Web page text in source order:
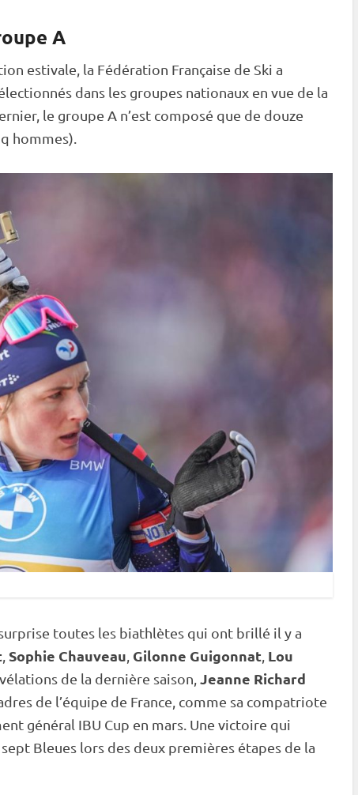
A
estivale, la Fédération Française de Ski a
dans les groupes nationaux en vue de la
le groupe A n’est composé que de douze
hommes).
toutes les biathlètes qui ont brillé il y a
Sophie Chauveau Gilonne Guigonnat Lou
de la dernière saison, Jeanne Richard
de l’équipe de France, comme sa compatriote
général IBU Cup en mars. Une victoire qui
Bleues lors des deux premières étapes de la